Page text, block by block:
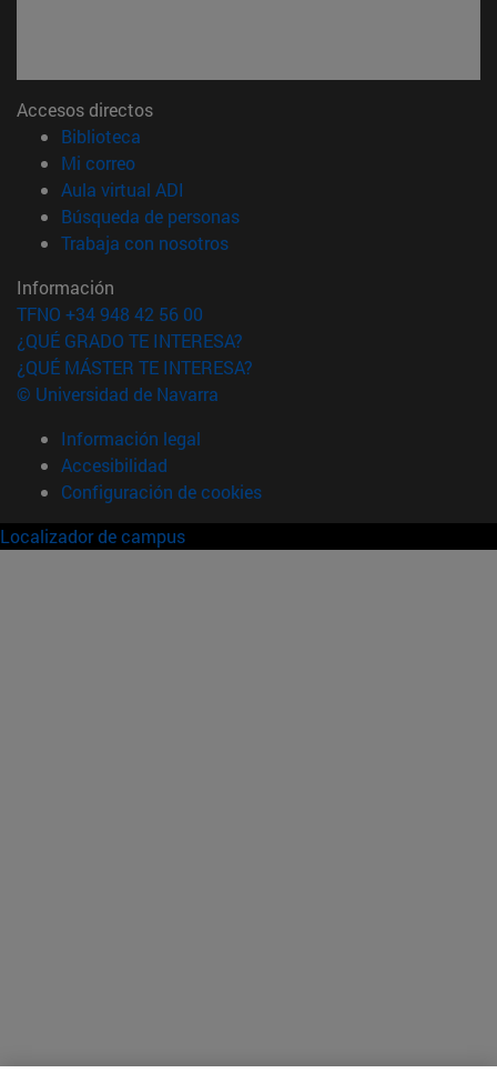
Accesos directos
Biblioteca
Mi correo(abre en nueva ventana)
Aula virtual ADI
Búsqueda de personas(abre en nueva ventana)
Trabaja con nosotros(abre en nueva ventana)
Información
TFNO +34 948 42 56 00
¿QUÉ GRADO TE INTERESA?
¿QUÉ MÁSTER TE INTERESA?
© Universidad de Navarra
Información legal
Accesibilidad
Configuración de cookies
Localizador de campus